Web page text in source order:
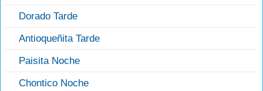
Dorado Tarde
Antioqueñita Tarde
Paisita Noche
Chontico Noche